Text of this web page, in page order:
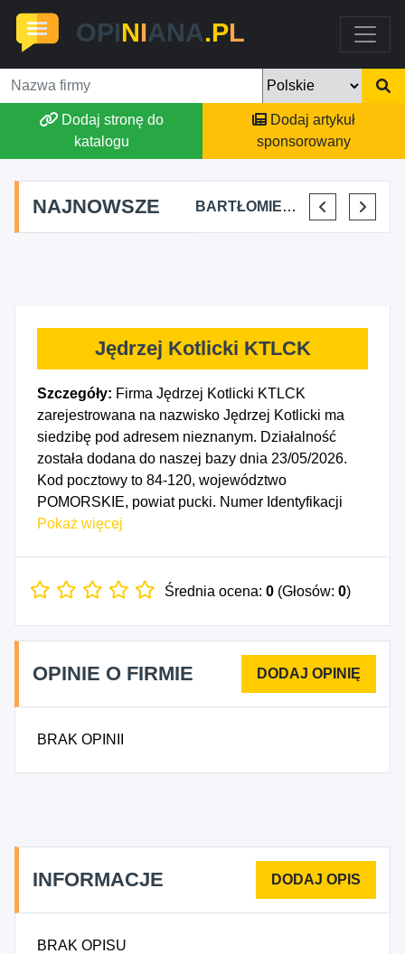
OPINIANA.PL
Dodaj stronę do
katalogu
Dodaj artykuł
sponsorowany
NAJNOWSZE
FJK-IT FILIP SZYMAŃSKI BARTŁOMIEJ DYLIK CLOUDY AFFAIRS INTERNATIONAL KRYSTIAN PISULA
Jędrzej Kotlicki KTLCK
Szczegóły: Firma Jędrzej Kotlicki KTLCK
zarejestrowana na nazwisko Jędrzej Kotlicki ma
siedzibę pod adresem nieznanym. Działalność
została dodana do naszej bazy dnia 23/05/2026.
Kod pocztowy to 84-120, województwo
POMORSKIE, powiat pucki. Numer Identyfikacji
Podatkowej NIP to 5871757192, a numer
działalności gospodarczej przypada na dzień
niewyspecjalizowana, 4791Z - Sprzedaż detaliczna
prowadzona przez domy sprzedaży wysyłkowej lub
Internet, 5222A - Działalność usługowa
noclegowe turystyczne i miejsca krótkotrwałego
Pokaż więcej
Średnia ocena: 0 (Głosów: 0)
OPINIE O FIRMIE
BRAK OPINII
INFORMACJE
BRAK OPISU